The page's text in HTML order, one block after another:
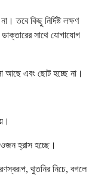
তবে কিছু নির্দিষ্ট লক্ষণ
সাথে যোগাযোগ
আছে এবং ছোট হচ্ছে না।
হ্রাস হচ্ছে।
থুতনির নিচে, বগলে